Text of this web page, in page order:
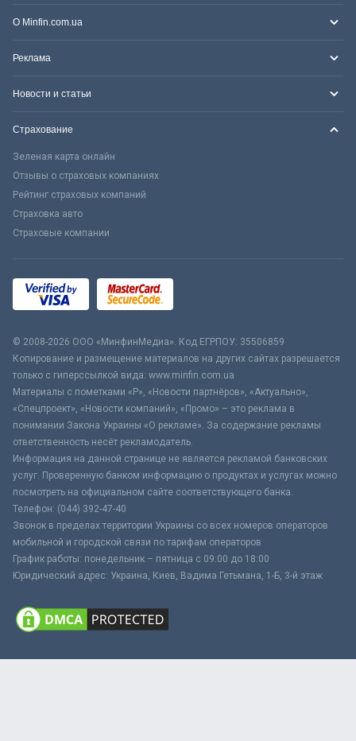
О Minfin.com.ua
Реклама
Новости и статьи
Страхование
Зеленая карта онлайн
Отзывы о страховых компаниях
Рейтинг страховых компаний
Страховка авто
Страховые компании
© 2008-2026 ООО «МинфинМедиа». Код ЕГРПОУ: 35506859
Копирование и размещение материалов на других сайтах разрешается
только с гиперссылкой вида: www.minfin.com.ua
Материалы с пометками «Р», «Новости партнёров», «Актуально»,
«Спецпроект», «Новости компаний», «Промо» – это реклама в
понимании Закона Украины «О рекламе». За содержание рекламы
ответственность несёт рекламодатель.
Информация на данной странице не является рекламой банковских
услуг. Проверенную банком информацию о продуктах и услугах можно
посмотреть на официальном сайте соответствующего банка.
Телефон: (044) 392-47-40
Звонок в пределах территории Украины со всех номеров операторов
мобильной и городской связи по тарифам операторов
График работы: понедельник – пятница с 09:00 до 18:00
Юридический адрес: Украина, Киев, Вадима Гетьмана, 1-Б, 3-й этаж